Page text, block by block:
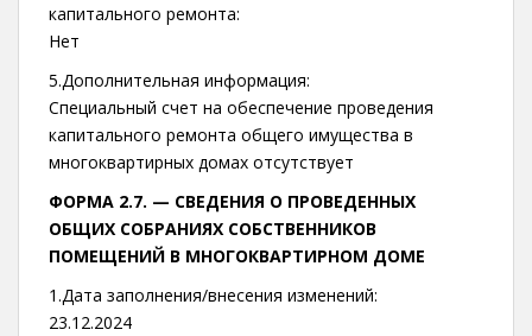
капитального ремонта:
Нет
5.Дополнительная информация:
Специальный счет на обеспечение проведения
капитального ремонта общего имущества в
многоквартирных домах отсутствует
ФОРМА 2.7. — СВЕДЕНИЯ О ПРОВЕДЕННЫХ
ОБЩИХ СОБРАНИЯХ СОБСТВЕННИКОВ
ПОМЕЩЕНИЙ В МНОГОКВАРТИРНОМ ДОМЕ
1.Дата заполнения/внесения изменений:
23.12.2024